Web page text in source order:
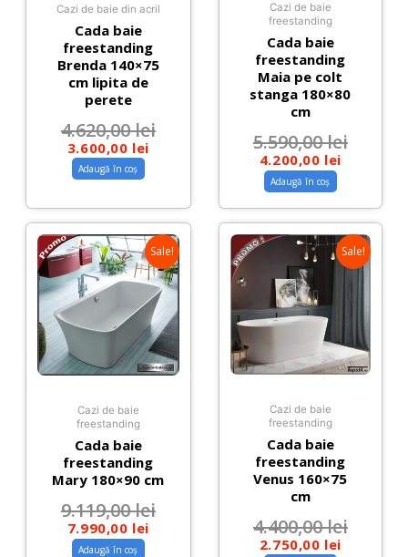
Cazi de baie din acril
Cada baie
freestanding
Brenda 140×75
cm lipita de
perete
4.620,00lei
3.600,00 lei
Adaugă în coș
Cazi de baie
freestanding
Cada baie
freestanding
Maia pe colt
stanga 180×80
cm
5.590,00lei
4.200,00 lei
Adaugă în coș
Sale!
Cazi de baie
freestanding
Cada baie
freestanding
Mary 180×90 cm
9.119,00lei
7.990,00 lei
Adaugă în coș
Sale!
Cazi de baie
freestanding
Cada baie
freestanding
Venus 160×75
cm
4.400,00lei
2.750,00 lei